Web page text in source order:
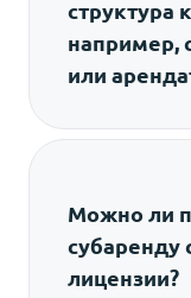
структура
например,
или
через DCS и
Можно ли
субаренду
лицензии?